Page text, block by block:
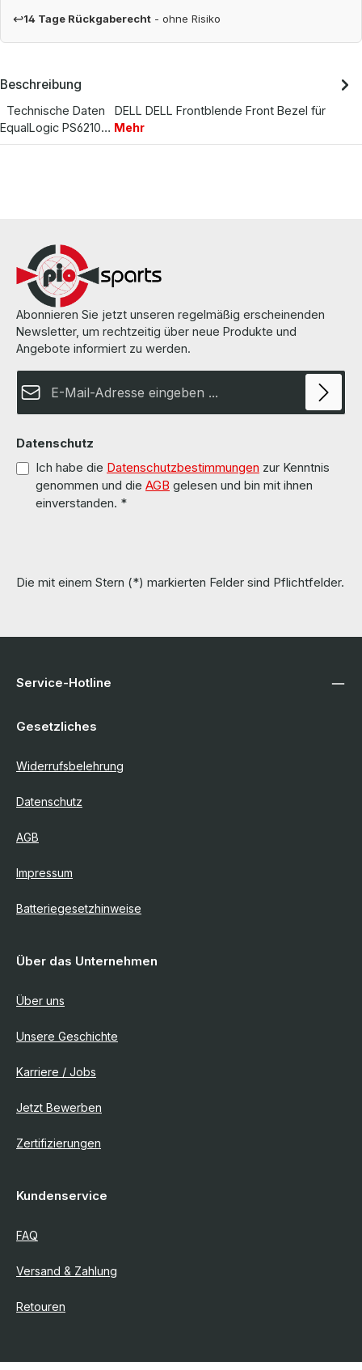
↩14 Tage Rückgaberecht - ohne Risiko
Beschreibung
Technische Daten DELL DELL Frontblende Front Bezel für
EqualLogic PS6210… Mehr
Abonnieren Sie jetzt unseren regelmäßig erscheinenden
Newsletter, um rechtzeitig über neue Produkte und
Angebote informiert zu werden.
Datenschutz
Ich habe die Datenschutzbestimmungen zur Kenntnis
genommen und die AGB gelesen und bin mit ihnen
einverstanden. *
Die mit einem Stern (*) markierten Felder sind Pflichtfelder.
Service-Hotline
Gesetzliches
Widerrufsbelehrung
Datenschutz
AGB
Impressum
Batteriegesetzhinweise
Über das Unternehmen
Über uns
Unsere Geschichte
Karriere / Jobs
Jetzt Bewerben
Zertifizierungen
Kundenservice
FAQ
Versand & Zahlung
Retouren